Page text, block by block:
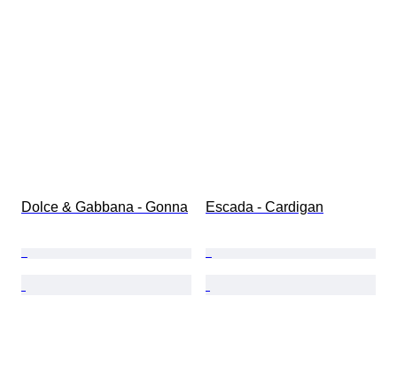
Dolce & Gabbana - Gonna Escada - Cardigan